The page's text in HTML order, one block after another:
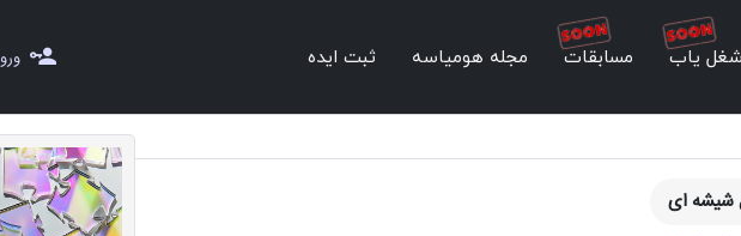
یاب مسابقات مجله هومیاسه ثبت ایده
شیشه ای